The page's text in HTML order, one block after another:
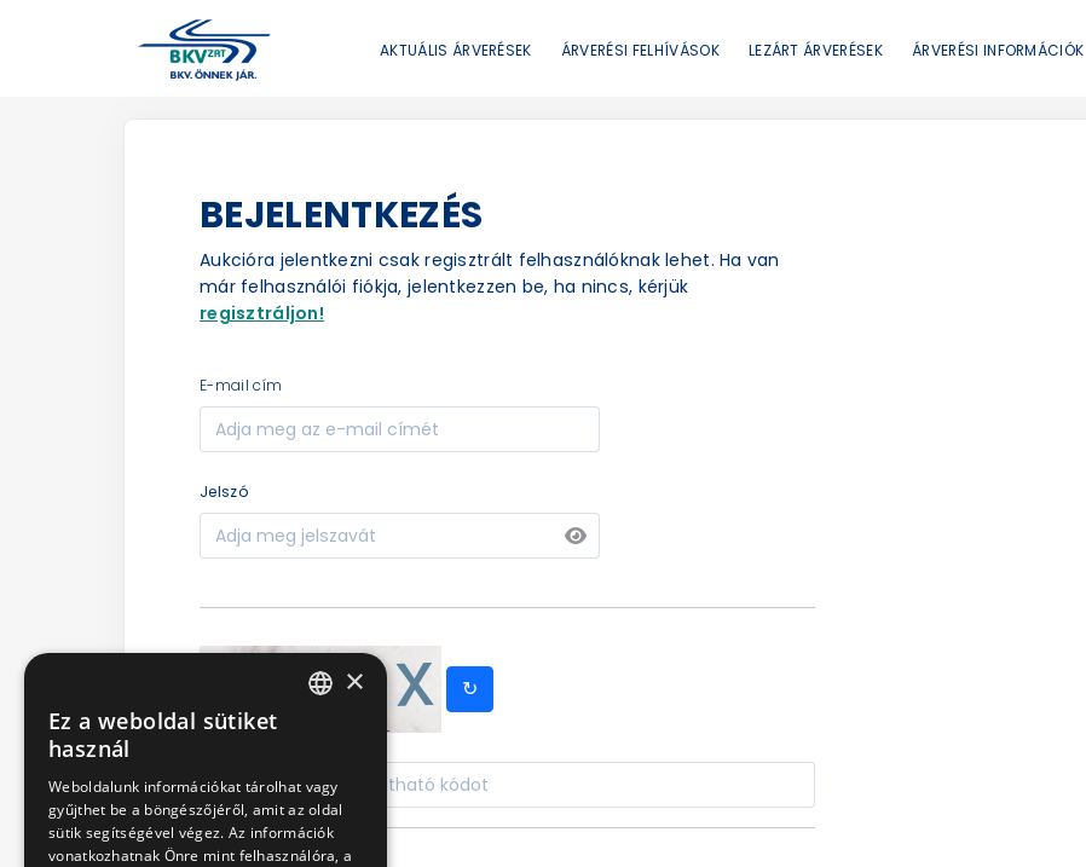
AKTUÁLIS ÁRVERÉSEK ÁRVERÉSI FELHÍVÁSOK LEZÁRT ÁRVERÉSEK ÁRVERÉSI INFORMÁCIÓK
BEJELENTKEZÉS
Aukcióra jelentkezni csak regisztrált felhasználóknak lehet. Ha van
már felhasználói fiókja, jelentkezzen be, ha nincs, kérjük
regisztráljon!
e-mail cím
jelszó
↻
×
Ez a weboldal sütiket
használ
Weboldalunk információkat tárolhat vagy
gyűjthet be a böngészőjéről, amit az oldal
sütik segítségével végez. Az információk
vonatkozhatnak Önre mint felhasználóra, a